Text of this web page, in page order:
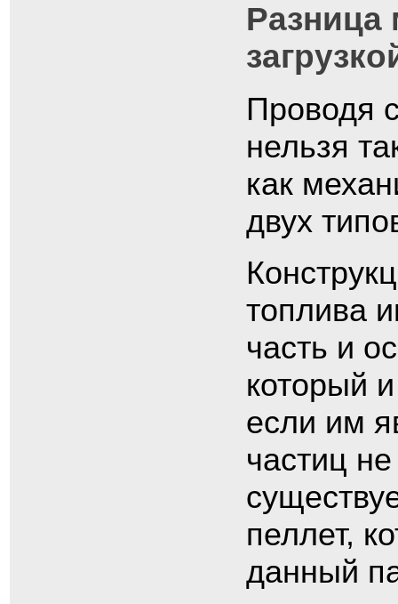
Разница
Проводя
нельзя
как
двух
топлива
часть и
который
если им
частиц
пеллет,
данный